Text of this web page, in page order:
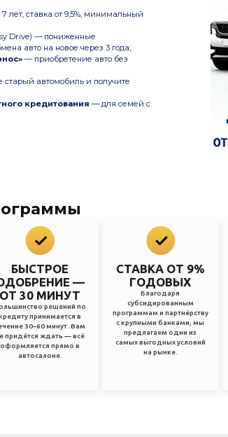
лет, ставка от 9,5%, минимальный
Drive) — пониженные
авто на новое через 3 года;
— приобретение авто без
автомобиль и получите
кредитования — для семей с
БЫСТРОЕ
—
ОТ 30 МИНУТ
решений по
принимается в
30–60 минут. Вам
придётся ждать — всё
оформляется прямо в
автосалоне.
СТАВКА ОТ 9%
ГОДОВЫХ
Благодаря
субсидированным
программам и партнёрству
с крупными банками, мы
предлагаем одни из
самых выгодных условий
на рынке.